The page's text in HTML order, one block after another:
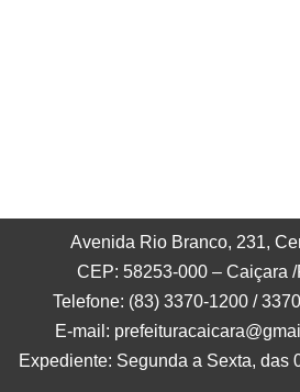
Avenida Rio Branco, 231,
CEP: 58253-000 – Caiçara /
Telefone: (83) 3370-1200 /
E-mail:
Expediente: Segunda a Sexta, das